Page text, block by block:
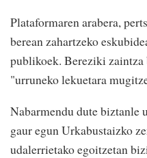
Plataformaren arabera,
berean zahartzeko
publikoek. Bereziki zaintza
"urruneko lekuetara
Nabarmendu dute biztanle
gaur egun Urkabustaizko
udalerrietako egoitzetan